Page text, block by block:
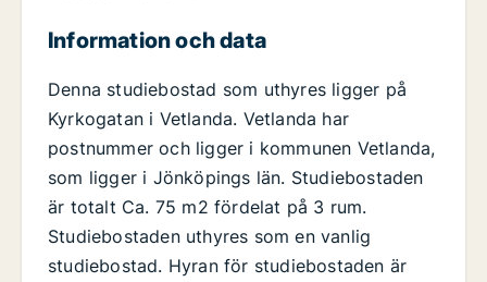
Information och data
Denna studiebostad som uthyres ligger på
Kyrkogatan i Vetlanda. Vetlanda har
postnummer och ligger i kommunen Vetlanda,
som ligger i Jönköpings län. Studiebostaden
är totalt Ca. 75 m2 fördelat på 3 rum.
Studiebostaden uthyres som en vanlig
studiebostad. Hyran för studiebostaden är